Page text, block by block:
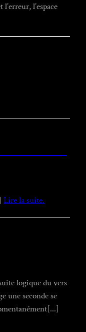
l’espace
Lire la suite.
logique du vers
une seconde se